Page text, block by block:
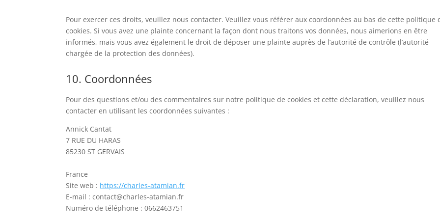
Pour exercer ces droits, veuillez nous contacter. Veuillez vous référer aux coordonnées au bas de cette politique
cookies. Si vous avez une plainte concernant la façon dont nous traitons vos données, nous aimerions en être
informés, mais vous avez également le droit de déposer une plainte auprès de l’autorité de contrôle (l’autorité
chargée de la protection des données).
10. Coordonnées
Pour des questions et/ou des commentaires sur notre politique de cookies et cette déclaration, veuillez nous
contacter en utilisant les coordonnées suivantes :
Annick Cantat
7 RUE DU HARAS
85230 ST GERVAIS
France
Site web : https://charles-atamian.fr
E-mail :contact@charles-atamian.fr
Numéro de téléphone : 0662463751